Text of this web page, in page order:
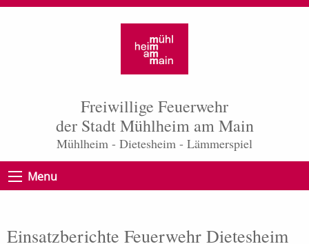
Freiwillige Feuerwehr
der Stadt Mühlheim am Main
Mühlheim - Dietesheim - Lämmerspiel
Menu
Einsatzberichte Feuerwehr Dietesheim